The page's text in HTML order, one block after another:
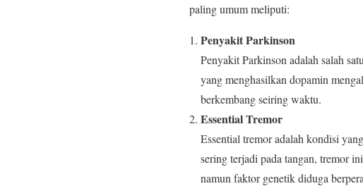
paling umum meliputi:
Penyakit Parkinson
Penyakit Parkinson adalah salah
yang menghasilkan dopamin
berkembang seiring waktu.
Essential Tremor
Essential tremor adalah kondisi
sering terjadi pada tangan, tremor
namun faktor genetik diduga